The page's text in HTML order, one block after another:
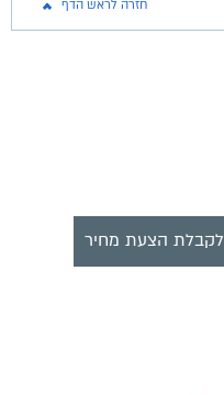
חזרה לראש הדף
לקבלת הצעת מחיר